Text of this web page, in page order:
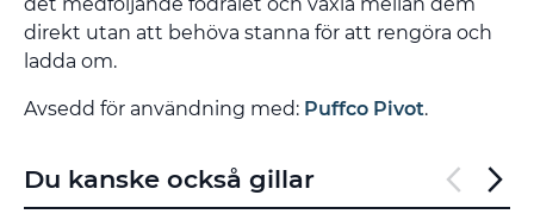
direkt utan att behöva stanna för att rengöra och
ladda om.
Avsedd för användning med: Puffco Pivot.
Du kanske också gillar